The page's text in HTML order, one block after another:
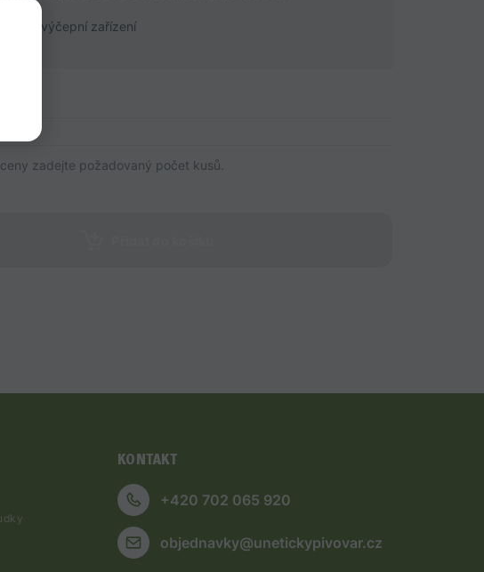
výčepní zařízení
zadejte požadovaný počet kusů.
KONTAKT
+420 702 065 920
objednavky@unetickypivovar.cz